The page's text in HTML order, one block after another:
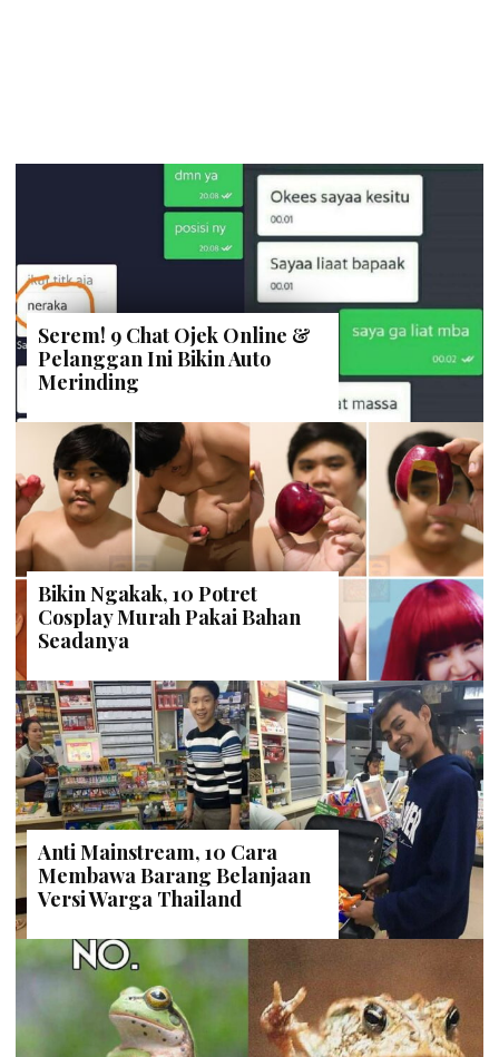
Serem! 9 Chat Ojek Online &
Pelanggan Ini Bikin Auto
Merinding
Bikin Ngakak, 10 Potret
Cosplay Murah Pakai Bahan
Seadanya
Anti Mainstream, 10 Cara
Membawa Barang Belanjaan
Versi Warga Thailand